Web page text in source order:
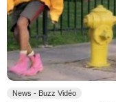
News - Buzz Vidéo